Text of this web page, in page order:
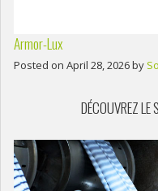
Armor-Lux
Posted on April 28, 2026 by
DÉCOUVREZ LE